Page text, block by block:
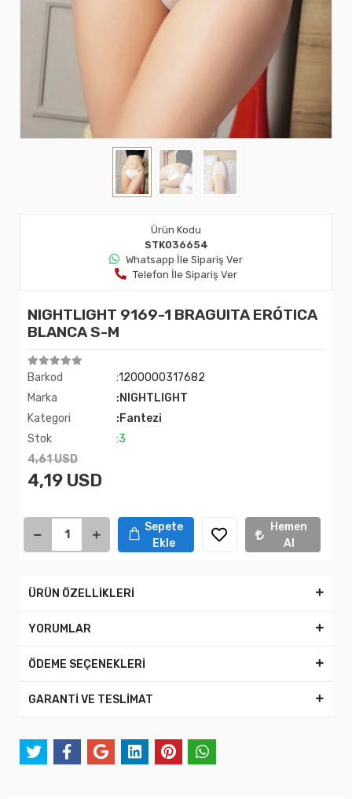
Ürün Kodu
STK036654
Whatsapp İle Sipariş Ver
Telefon İle Sipariş Ver
NIGHTLIGHT 9169-1 BRAGUITA ERÓTICA
BLANCA S-M
Barkod
:1200000317682
Marka
:NIGHTLIGHT
Kategori
:Fantezi
Stok
:3
4,61 USD
4,19 USD
Sepete
Ekle
Hemen
Al
ÜRÜN ÖZELLİKLERİ
YORUMLAR
ÖDEME SEÇENEKLERİ
GARANTİ VE TESLİMAT